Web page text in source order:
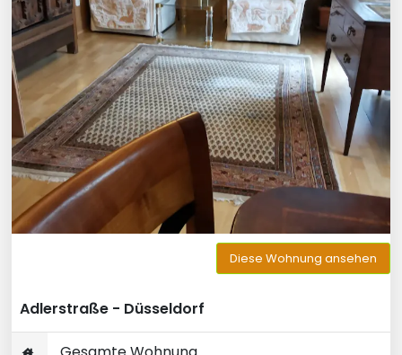
Diese Wohnung ansehen
Adlerstraße - Düsseldorf